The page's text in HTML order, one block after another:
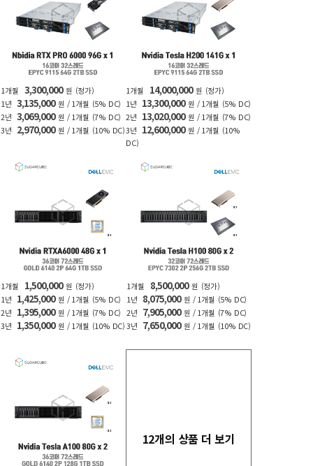
1개월 3,300,000 원
(정가)
1년
3,135,000 원 / 1개월
(5% DC)
2년
3,069,000 원 / 1개월
(7% DC)
3년
2,970,000 원 / 1개월 (10% DC)
1개월 14,000,000 원
(정가)
1년
13,300,000 원 / 1개월
(5% DC)
2년
13,020,000 원 / 1개월
(7% DC)
3년
12,600,000 원 / 1개월
(10%
DC)
1개월 1,500,000 원
(정가)
1년
1,425,000 원 / 1개월
(5% DC)
2년
1,395,000 원 / 1개월
(7% DC)
3년
1,350,000 원 / 1개월 (10% DC)
1개월 8,500,000 원
(정가)
1년
8,075,000 원 / 1개월
(5% DC)
2년
7,905,000 원 / 1개월
(7% DC)
3년
7,650,000 원 / 1개월 (10% DC)
12개의 상품 더 보기